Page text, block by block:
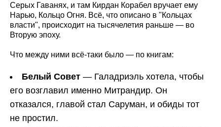
Серых Гаванях, и там Кирдан Корабел вручает ему
Нарью, Кольцо Огня. Всё, что описано в "Кольцах
власти", происходит на тысячелетия раньше — во
Вторую эпоху.
Что между ними всё-таки было — по книгам:
Белый Совет — Галадриэль хотела, чтобы
его возглавил именно Митрандир. Он
отказался, главой стал Саруман, и обиды тот
не простил.